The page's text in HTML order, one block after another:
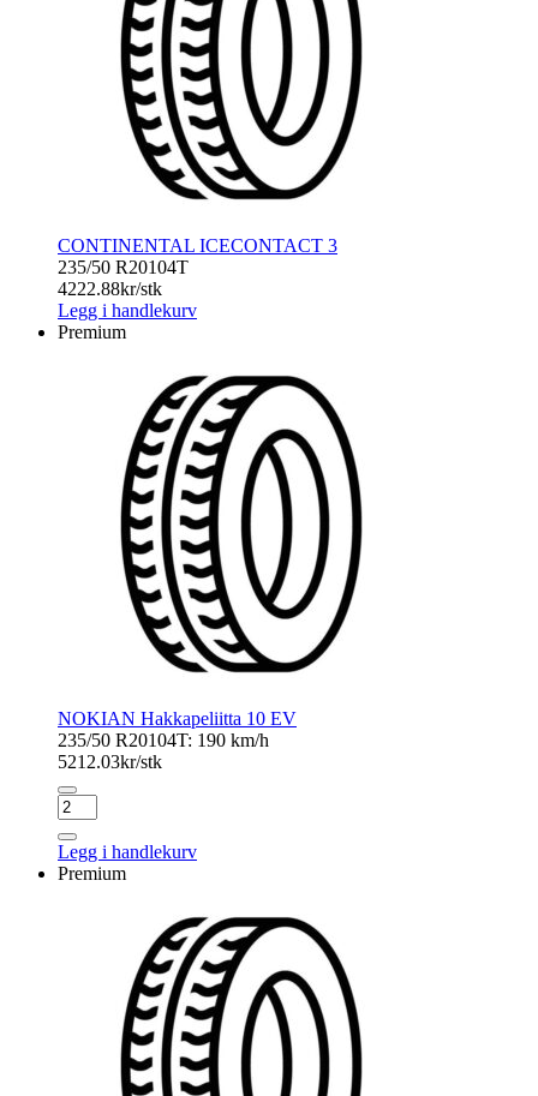
CONTINENTAL ICECONTACT 3
235/50 R20104T
4222.88kr/stk
Legg i handlekurv
Premium
NOKIAN Hakkapeliitta 10 EV
235/50 R20104T: 190 km/h
5212.03kr/stk
NOKIAN
Hakkapeliitta
10
EV
Legg i handlekurv
Premium